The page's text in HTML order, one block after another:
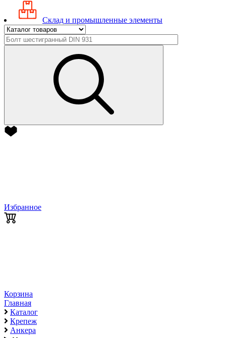
Склад и промышленные элементы
Избранное
Корзина
Главная
Каталог
Крепеж
Анкера